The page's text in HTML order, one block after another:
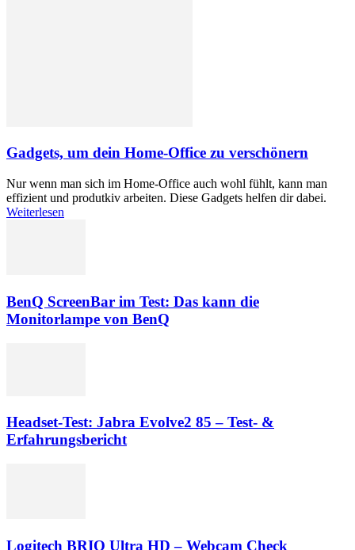
Gadgets, um dein Home-Office zu verschönern
Nur wenn man sich im Home-Office auch wohl fühlt, kann man
effizient und produtkiv arbeiten. Diese Gadgets helfen dir dabei.
Weiterlesen
BenQ ScreenBar im Test: Das kann die
Monitorlampe von BenQ
Headset-Test: Jabra Evolve2 85 – Test- &
Erfahrungsbericht
Logitech BRIO Ultra HD – Webcam Check